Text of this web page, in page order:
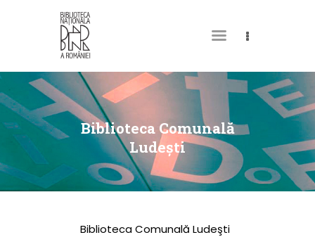
Biblioteca Comunală
Ludeşti
DESPRE NOI
PERMISUL MEU DE
BIBLIOTECĂ
CATALOAGE ȘI
COLECȚII
Biblioteca Comunală Ludeşti